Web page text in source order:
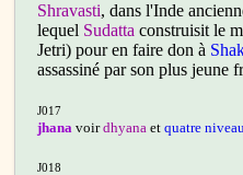
Shravasti, dans l'Inde
lequel Sudatta construisit le
Jetri) pour en faire don à
assassiné par son plus jeune
J017
jhanavoirdhyana etquatre
J018